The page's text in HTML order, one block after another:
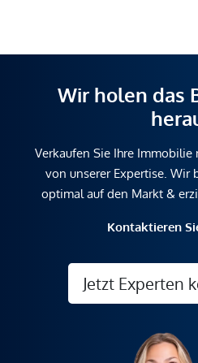
Wir holen das
Verkaufen Sie Ihre
von unserer Expertise. Wir
optimal auf den Markt &
Kontaktieren
Jetzt Experten